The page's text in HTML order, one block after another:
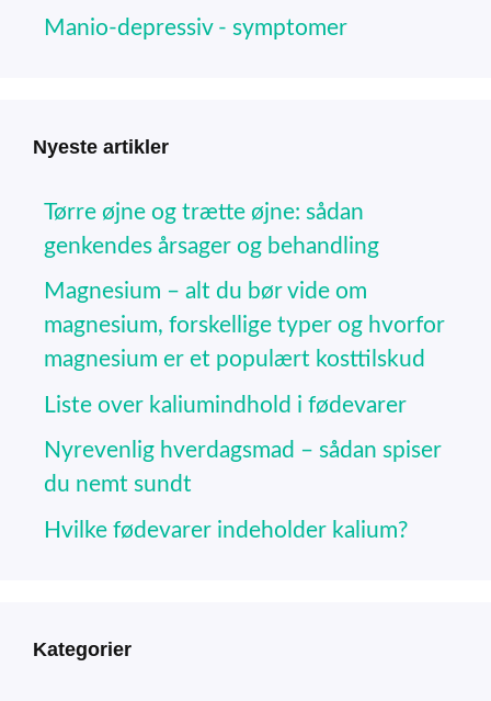
Manio-depressiv - symptomer
Nyeste artikler
Tørre øjne og trætte øjne: sådan
genkendes årsager og behandling
Magnesium – alt du bør vide om
magnesium, forskellige typer og hvorfor
magnesium er et populært kosttilskud
Liste over kaliumindhold i fødevarer
Nyrevenlig hverdagsmad – sådan spiser
du nemt sundt
Hvilke fødevarer indeholder kalium?
Kategorier